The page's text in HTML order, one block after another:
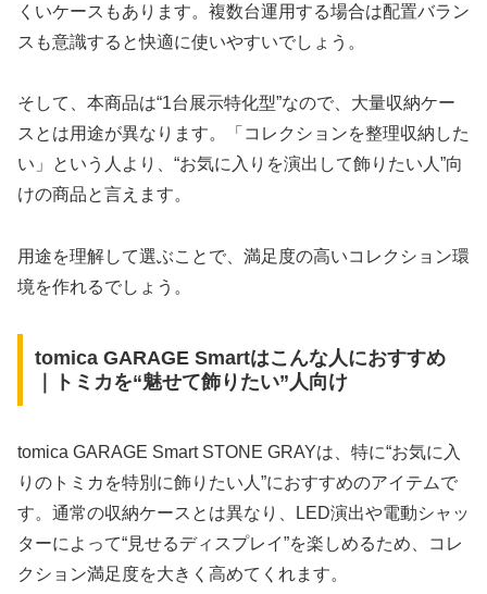
くいケースもあります。複数台運用する場合は配置バラン
スも意識すると快適に使いやすいでしょう。
そして、本商品は“1台展示特化型”なので、大量収納ケー
スとは用途が異なります。「コレクションを整理収納した
い」という人より、“お気に入りを演出して飾りたい人”向
けの商品と言えます。
用途を理解して選ぶことで、満足度の高いコレクション環
境を作れるでしょう。
tomica GARAGE Smartはこんな人におすすめ
｜トミカを“魅せて飾りたい”人向け
tomica GARAGE Smart STONE GRAYは、特に“お気に入
りのトミカを特別に飾りたい人”におすすめのアイテムで
す。通常の収納ケースとは異なり、LED演出や電動シャッ
ターによって“見せるディスプレイ”を楽しめるため、コレ
クション満足度を大きく高めてくれます。